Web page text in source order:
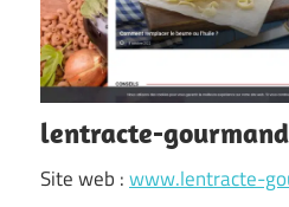
lentracte-
Site web :www.lentracte-